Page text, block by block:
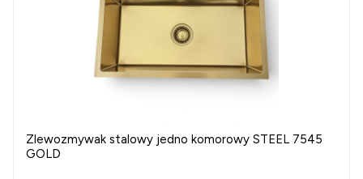
Zlewozmywak stalowy jedno komorowy STEEL 7545
GOLD